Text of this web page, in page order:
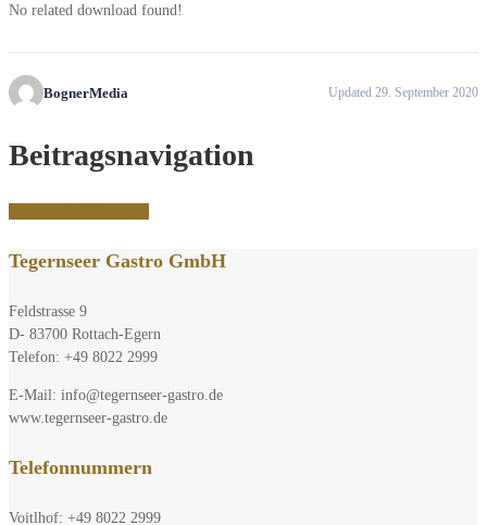
No related download found!
BognerMedia Updated 29. September 2020
Beitragsnavigation
Tegernseer Gastro GmbH
Feldstrasse 9
D- 83700 Rottach-Egern
Telefon: +49 8022 2999
E-Mail: info@tegernseer-gastro.de
www.tegernseer-gastro.de
Telefonnummern
Voitlhof: +49 8022 2999